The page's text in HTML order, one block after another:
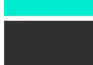
Ev Kullanımı İçin